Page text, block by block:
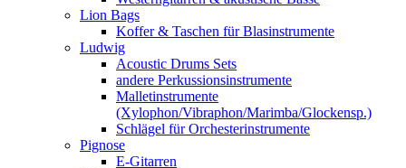
Lion Bags
Koffer & Taschen für Blasinstrumente
Ludwig
Acoustic Drums Sets
andere Perkussionsinstrumente
Malletinstrumente
(Xylophon/Vibraphon/Marimba/Glockensp.)
Schlägel für Orchesterinstrumente
Pignose
E-Gitarren